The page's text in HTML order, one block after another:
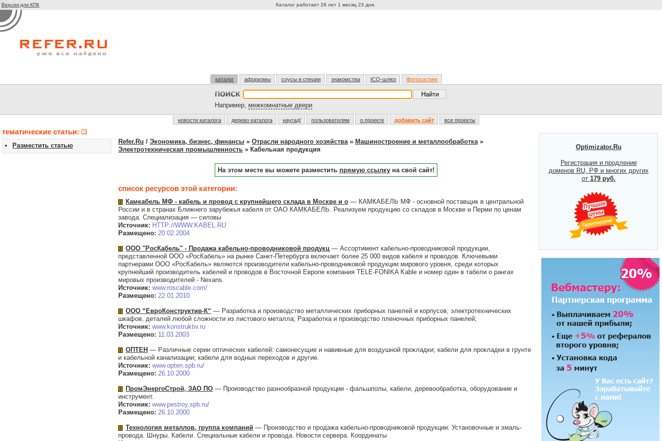
Версия для КПК Каталог работает 26 лет 1 месяц 23 дня.
каталог афоризмы соусы и специи знакомства ICQ-шлюз Фотохостинг
Например, межкомнатные двери
новости каталога дерево каталога наугад! пользователям о проекте добавить сайт все проекты
тематические статьи:
Разместить статью
Refer.Ru / Экономика, бизнес, финансы » Отрасли народного хозяйства» Машиностроение и металлообработка»
Электротехническая промышленность » Кабельная продукция
На этом месте вы можете разместить прямую ссылку на свой сайт!
список ресурсов этой категории:
Камкабель МФ - кабель и провод с крупнейшего склада в Москве и о — КАМКАБЕЛЬ МФ - основной поставщик в центральной
России и в странах Ближнего зарубежья кабеля от ОАО КАМКАБЕЛЬ. Реализуем продукцию со складов в Москве и Перми по ценам
завода. Специализация — силовы
Источник: HTTP://WWW.KABEL.RU
Размещено: 20.02.2004
ООО "РосКабель" - Продажа кабельно-проводниковой продукц — Ассортимент кабельно-проводниковой продукции,
представленной ООО «РосКабель» на рынке Санкт-Петербурга включает более 25 000 видов кабеля и проводов. Ключевыми
партнерами ООО «РосКабель» являются производители кабельно-проводниковой продукции мирового уровня, среди которых
крупнейший производитель кабелей и проводов в Восточной Европе компания TELE-FONIKA Kable и номер один в табели о рангах
мировых производителей - Nexans.
Источник: www.roscable.com/
Размещено: 22.01.2010
ООО “ЕвроКонструктив-К“ — Разработка и производство металлических приборных панелей и корпусов, электротехнических
шкафов, деталей любой сложности из листового металла; Разработка и производство пленочных приборных панелей;
Источник: www.konstruktiv.ru
Размещено: 11.03.2003
ОПТЕН — Различные серии оптических кабелей: самонесущие и навивные для воздушной прокладки; кабели для прокладки в грунте
и кабельной канализации; кабели для водных переходов и другие.
Источник: www.opten.spb.ru/
Размещено: 26.10.2000
ПромЭнергоСтрой, ЗАО ПО — Производство разнообразной продукции - фальшполы, кабели, деревообработка, оборудование и
инструмент.
Источник: www.pestroy.spb.ru/
Размещено: 26.10.2000
Технология металлов, группа компаний — Производство и продажа кабельно-проводниковой продукции. Установочные и эмаль-
провода. Шнуры. Кабели. Специальные кабели и провода. Новости сервера. Координаты
Optimizator.Ru
Регистрация и продление
доменов RU, РФ и многих других
от 179 руб.